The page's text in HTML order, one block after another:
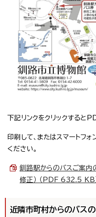
下記リンクをクリックすると
印刷して、またはスマートフォ
ください。
釧路駅からのバスご案
修正） （PDF 632.5 KB
近隣市町村からのバス